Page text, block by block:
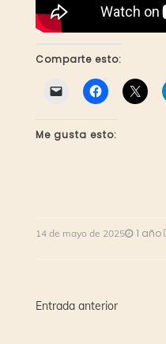
Comparte esto:
Me gusta esto:
14 de mayo de 2025 1 año
Entrada anterior